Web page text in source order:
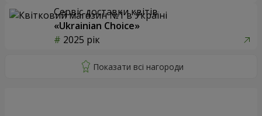
Сервіс доставки квітів
«Ukrainian Choice»
2025 рік